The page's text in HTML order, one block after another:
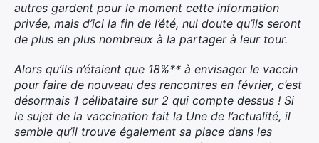
autres gardent pour le moment cette information
privée, mais d’ici la fin de l’été, nul doute qu’ils seront
de plus en plus nombreux à la partager à leur tour.
Alors qu’ils n’étaient que 18%** à envisager le vaccin
pour faire de nouveau des rencontres en février, c’est
désormais 1 célibataire sur 2 qui compte dessus ! Si
le sujet de la vaccination fait la Une de l’actualité, il
semble qu’il trouve également sa place dans les